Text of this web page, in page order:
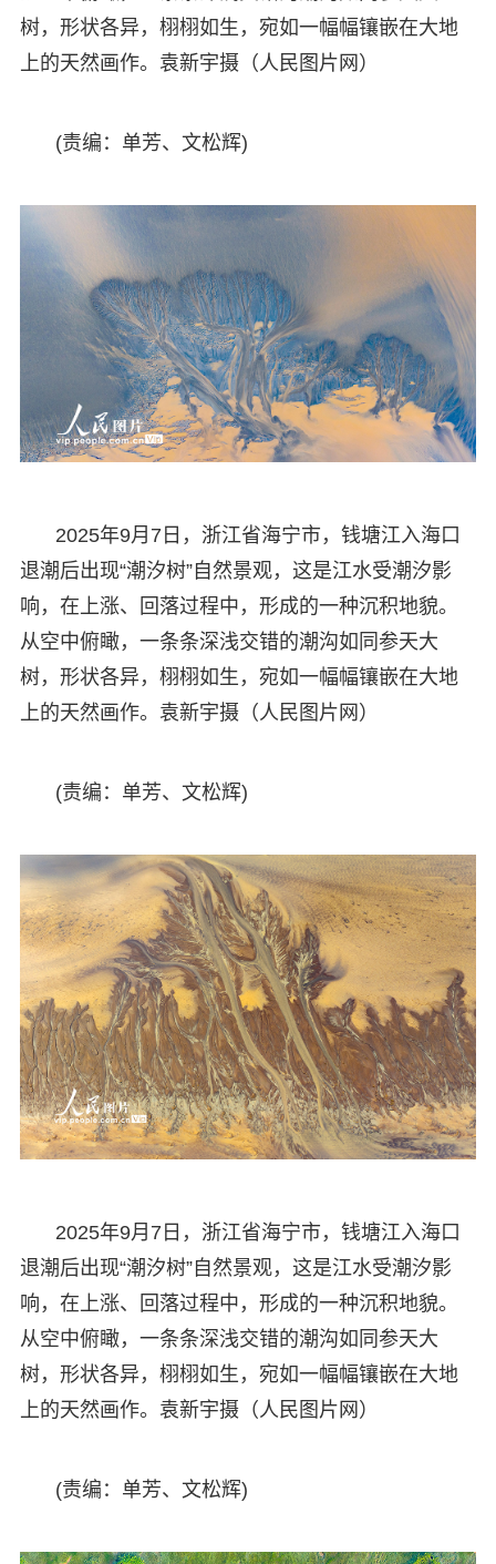
树，形状各异，栩栩如生，宛如一幅幅镶嵌在大地
上的天然画作。袁新宇摄（人民图片网）
(责编：单芳、文松辉)
2025年9月7日，浙江省海宁市，钱塘江入海口
退潮后出现“潮汐树”自然景观，这是江水受潮汐影
响，在上涨、回落过程中，形成的一种沉积地貌。
从空中俯瞰，一条条深浅交错的潮沟如同参天大
树，形状各异，栩栩如生，宛如一幅幅镶嵌在大地
上的天然画作。袁新宇摄（人民图片网）
(责编：单芳、文松辉)
2025年9月7日，浙江省海宁市，钱塘江入海口
退潮后出现“潮汐树”自然景观，这是江水受潮汐影
响，在上涨、回落过程中，形成的一种沉积地貌。
从空中俯瞰，一条条深浅交错的潮沟如同参天大
树，形状各异，栩栩如生，宛如一幅幅镶嵌在大地
上的天然画作。袁新宇摄（人民图片网）
(责编：单芳、文松辉)